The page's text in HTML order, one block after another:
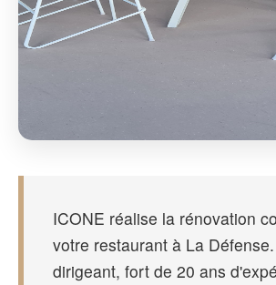
ICONE réalise la rénovation
votre restaurant à La
dirigeant, fort de 20 ans